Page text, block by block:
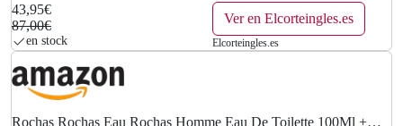
43,95€
87,00€
en stock
Ver en Elcorteingles.es
Elcorteingles.es
Rochas Rochas Eau Rochas Homme Eau De Toilette 100Ml +